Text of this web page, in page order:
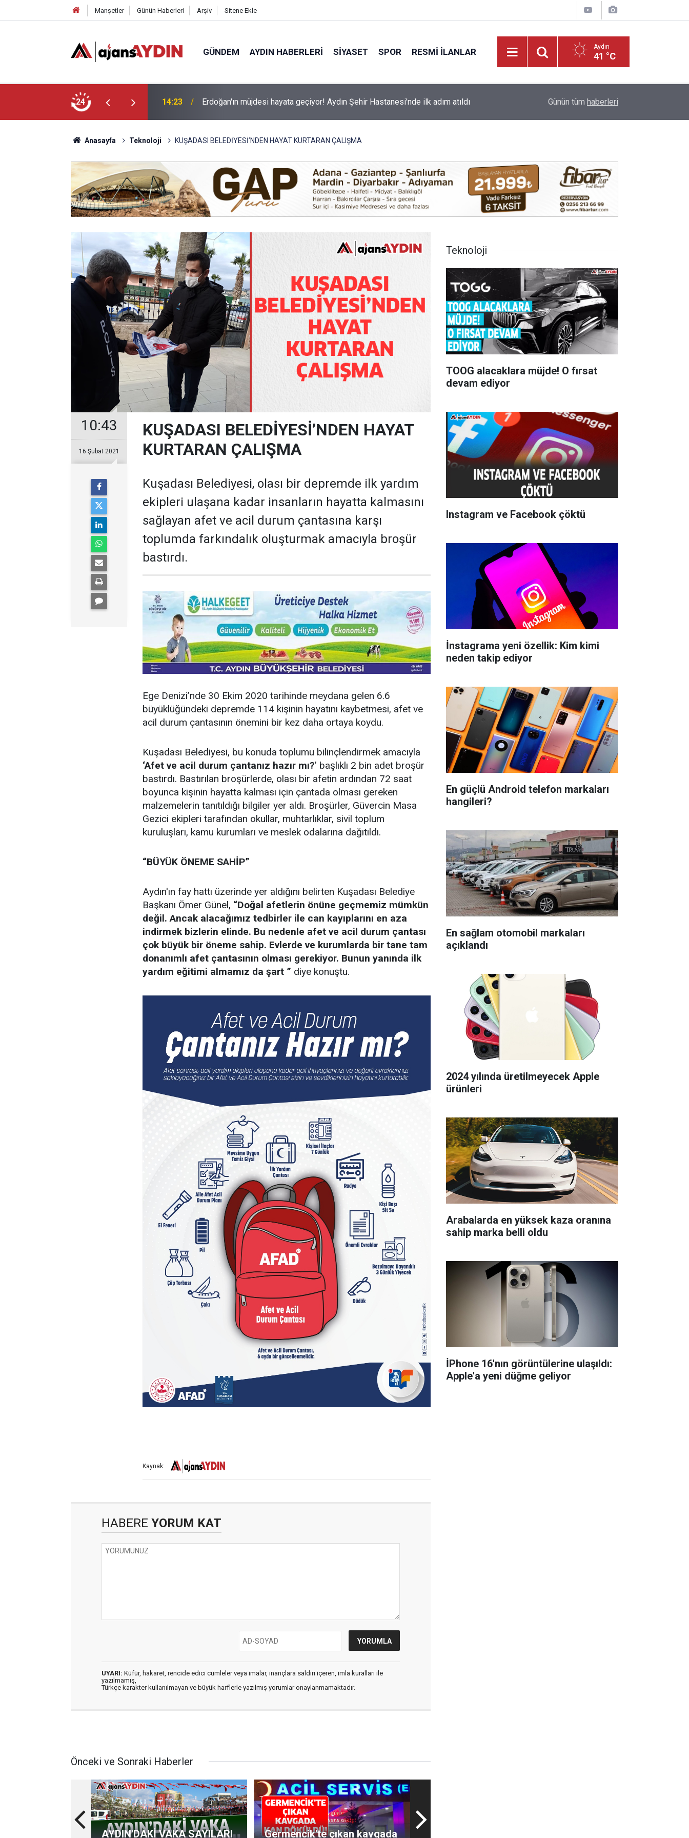
Manşetler Günün Haberleri Arşiv Sitene Ekle
GÜNDEM AYDIN HABERLERI SIYASET SPOR RESMI İLANLAR Aydın
41 °C
24
Aydın Şehir Hastanesi'nde ilk adım atıldı 14:09 Didim Mavişehir Pazar Yeri’nde tatilci akını Çine yangınında uçurumdan düşen Mehmet
Günün tüm haberleri
Anasayfa Teknoloji KUŞADASI BELEDİYESİ’NDEN HAYAT KURTARAN ÇALIŞMA
10:43
16 Şubat 2021
KUŞADASI BELEDİYESİ’NDEN HAYAT
KURTARAN ÇALIŞMA
Kuşadası Belediyesi, olası bir depremde ilk yardım
ekipleri ulaşana kadar insanların hayatta kalmasını
sağlayan afet ve acil durum çantasına karşı
toplumda farkındalık oluşturmak amacıyla broşür
bastırdı.
Ege Denizi’nde 30 Ekim 2020 tarihinde meydana gelen 6.6
büyüklüğündeki depremde 114 kişinin hayatını kaybetmesi, afet ve
acil durum çantasının önemini bir kez daha ortaya koydu.
Kuşadası Belediyesi, bu konuda toplumu bilinçlendirmek amacıyla
‘Afet ve acil durum çantanız hazır mı?’ başlıklı 2 bin adet broşür
bastırdı. Bastırılan broşürlerde, olası bir afetin ardından 72 saat
boyunca kişinin hayatta kalması için çantada olması gereken
malzemelerin tanıtıldığı bilgiler yer aldı. Broşürler, Güvercin Masa
Gezici ekipleri tarafından okullar, muhtarlıklar, sivil toplum
kuruluşları, kamu kurumları ve meslek odalarına dağıtıldı.
“BÜYÜK ÖNEME SAHİP”
Aydın'ın fay hattı üzerinde yer aldığını belirten Kuşadası Belediye
Başkanı Ömer Günel, “Doğal afetlerin önüne geçmemiz mümkün
değil. Ancak alacağımız tedbirler ile can kayıplarını en aza
indirmek bizlerin elinde. Bu nedenle afet ve acil durum çantası
çok büyük bir öneme sahip. Evlerde ve kurumlarda bir tane tam
donanımlı afet çantasının olması gerekiyor. Bunun yanında ilk
yardım eğitimi almamız da şart ” diye konuştu.
Kaynak:
HABERE YORUM KAT
UYARI: Küfür, hakaret, rencide edici cümleler veya imalar, inançlara saldırı içeren, imla kuralları ile
yazılmamış,
Türkçe karakter kullanılmayan ve büyük harflerle yazılmış yorumlar onaylanmamaktadır.
Önceki ve Sonraki Haberler
AYDIN'DAKİ VAKA SAYILARI Germencik'te çıkan kavgada
Teknoloji
TOOG alacaklara müjde! O fırsat
devam ediyor
Instagram ve Facebook çöktü
İnstagrama yeni özellik: Kim kimi
neden takip ediyor
En güçlü Android telefon markaları
hangileri?
En sağlam otomobil markaları
açıklandı
2024 yılında üretilmeyecek Apple
ürünleri
Arabalarda en yüksek kaza oranına
sahip marka belli oldu
İPhone 16'nın görüntülerine ulaşıldı:
Apple'a yeni düğme geliyor